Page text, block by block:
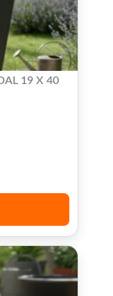
19 X 40